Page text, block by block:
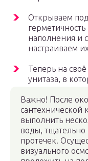
Открываем
наполнения и
настраиваем
Теперь на
унитаза, в
Важно! После
сантехнической
выполнить
воды, тщательно
протечек.
визуального